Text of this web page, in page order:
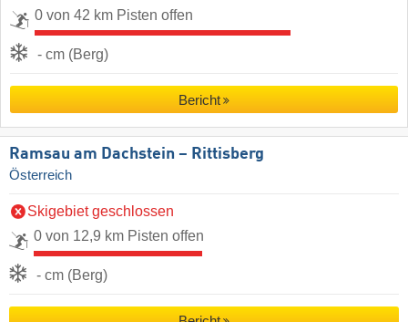
0 von 42 km Pisten offen
- cm (Berg)
Bericht
Ramsau am Dachstein – Rittisberg
Österreich
Skigebiet geschlossen
0 von 12,9 km Pisten offen
- cm (Berg)